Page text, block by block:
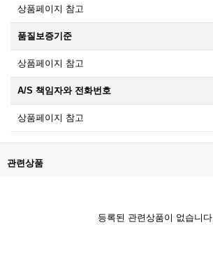
상품페이지 참고
품질보증기준
상품페이지 참고
A/S 책임자와 전화번호
상품페이지 참고
관련상품
등록된 관련상품이 없습니다.